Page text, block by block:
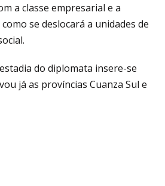
a classe empresarial e a
se deslocará a unidades de
do diplomata insere-se
já as províncias Cuanza Sul e